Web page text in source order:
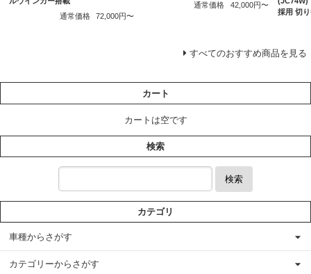
通常価格
72,000円〜
通常価格
42,000円〜
採用 切
すべてのおすすめ商品を見る
カート
カートは空です
検索
検索
カテゴリ
車種からさがす
カテゴリーからさがす